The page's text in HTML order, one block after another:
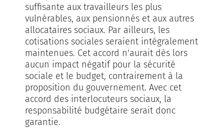
suffisante aux travailleurs les plus
vulnérables, aux pensionnés et aux autres
allocataires sociaux. Par ailleurs, les
cotisations sociales seraient intégralement
maintenues. Cet accord n'aurait dès lors
aucun impact négatif pour la sécurité
sociale et le budget, contrairement à la
proposition du gouvernement. Avec cet
accord des interlocuteurs soci­aux, la
responsabilité budgétaire serait donc
garantie.